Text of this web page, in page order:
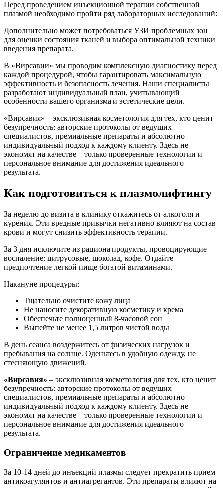
Перед проведением инъекционной терапии собственной
плазмой необходимо пройти ряд лабораторных исследований:
Дополнительно может потребоваться УЗИ проблемных зон
для оценки состояния тканей и выбора оптимальной техники
введения препарата.
В «Вирсавии» мы проводим комплексную диагностику перед
каждой процедурой, чтобы гарантировать максимальную
эффективность и безопасность лечения. Наши специалисты
разработают индивидуальный план, учитывающий
особенности вашего организма и эстетические цели.
«Вирсавия» – эксклюзивная косметология для тех, кто ценит
безупречность: авторские протоколы от ведущих
специалистов, премиальные препараты и абсолютно
индивидуальный подход к каждому клиенту. Здесь не
экономят на качестве – только проверенные технологии и
персональное внимание для достижения идеального
результата.
Как подготовиться к плазмолифтингу
За неделю до визита в клинику откажитесь от алкоголя и
курения. Эти вредные привычки негативно влияют на состав
крови и могут снизить эффективность терапии.
За 3 дня исключите из рациона продукты, провоцирующие
воспаление: цитрусовые, шоколад, кофе. Отдайте
предпочтение легкой пище богатой витаминами.
Накануне процедуры:
Тщательно очистите кожу лица
Не наносите декоративную косметику и крема
Обеспечьте полноценный 8-часовой сон
Выпейте не менее 1,5 литров чистой воды
В день сеанса воздержитесь от физических нагрузок и
пребывания на солнце. Оденьтесь в удобную одежду, не
стесняющую движений.
«Вирсавия» – эксклюзивная косметология для тех, кто ценит
безупречность: авторские протоколы от ведущих
специалистов, премиальные препараты и абсолютно
индивидуальный подход к каждому клиенту. Здесь не
экономят на качестве – только проверенные технологии и
персональное внимание для достижения идеального
результата.
Ограничение медикаментов
За 10-14 дней до инъекций плазмы следует прекратить прием
антикоагулянтов и антиагрегантов. Эти препараты влияют на